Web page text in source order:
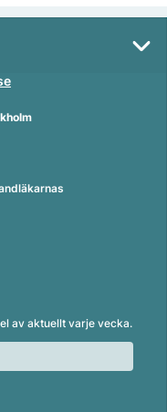
av aktuellt varje vecka.